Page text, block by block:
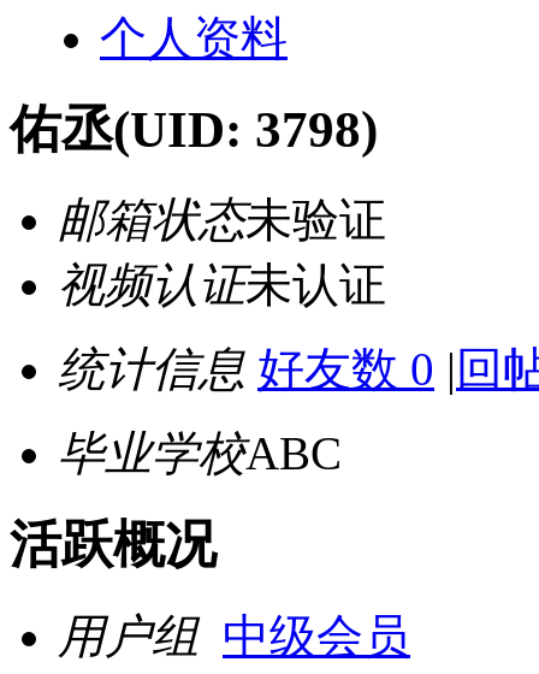
个人资料
佑丞(UID: 3798)
邮箱状态未验证
视频认证未认证
统计信息 好友数 0 | 回
毕业学校ABC
活跃概况
用户组 中级会员